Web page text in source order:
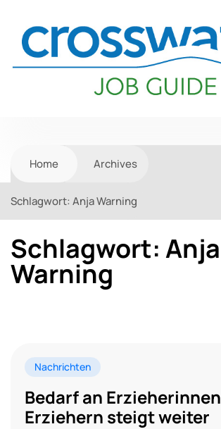
Home Archives
Schlagwort: Anja Warning
Schlagwort: Anja
Warning
Nachrichten
Bedarf an
Erziehern steigt weiter